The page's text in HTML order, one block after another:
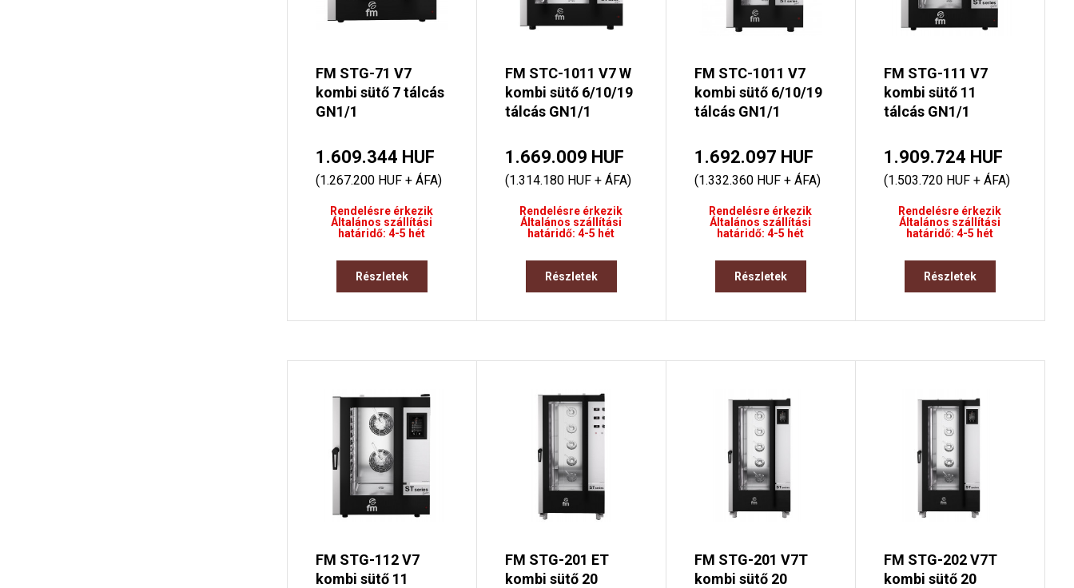
FM STG-71 V7
kombi sütő 7 tálcás
GN1/1
1.609.344 HUF
(1.267.200 HUF + ÁFA)
Rendelésre érkezik
Általános szállítási
határidő: 4-5 hét
Részletek
FM STC-1011 V7 W
kombi sütő 6/10/19
tálcás GN1/1
1.669.009 HUF
(1.314.180 HUF + ÁFA)
Rendelésre érkezik
Általános szállítási
határidő: 4-5 hét
Részletek
FM STC-1011 V7
kombi sütő 6/10/19
tálcás GN1/1
1.692.097 HUF
(1.332.360 HUF + ÁFA)
Rendelésre érkezik
Általános szállítási
határidő: 4-5 hét
Részletek
FM STG-111 V7
kombi sütő 11
tálcás GN1/1
1.909.724 HUF
(1.503.720 HUF + ÁFA)
Rendelésre érkezik
Általános szállítási
határidő: 4-5 hét
Részletek
FM STG-112 V7
kombi sütő 11
FM STG-201 ET
kombi sütő 20
FM STG-201 V7T
kombi sütő 20
FM STG-202 V7T
kombi sütő 20